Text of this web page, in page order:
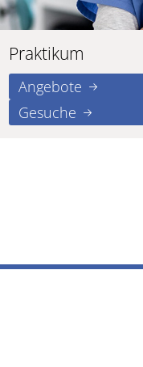
Praktikum
Angebote
Gesuche